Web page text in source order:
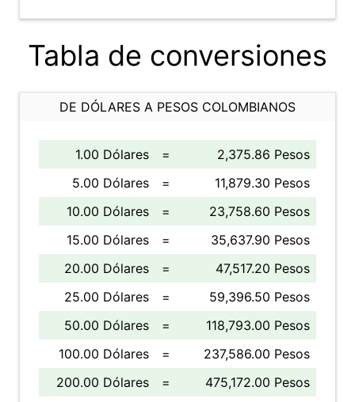
Tabla de conversiones
DE DÓLARES A PESOS COLOMBIANOS
1.00 Dólares =
2,375.86 Pesos
5.00 Dólares
=
11,879.30 Pesos
10.00 Dólares
=
23,758.60 Pesos
15.00 Dólares
=
35,637.90 Pesos
20.00 Dólares
=
47,517.20 Pesos
25.00 Dólares
=
59,396.50 Pesos
50.00 Dólares
=
118,793.00 Pesos
100.00 Dólares
=
237,586.00 Pesos
200.00 Dólares
=
475,172.00 Pesos